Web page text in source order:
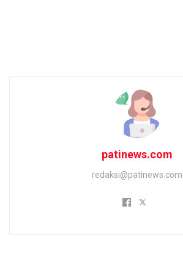
patinews.com
redaksi@patinews.com